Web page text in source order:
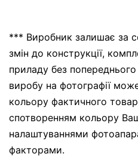
*** Виробник залишає за
змін до конструкції,
приладу без
виробу на фотографії може
кольору фактичного
спотворенням кольору
налаштуваннями
факторами.